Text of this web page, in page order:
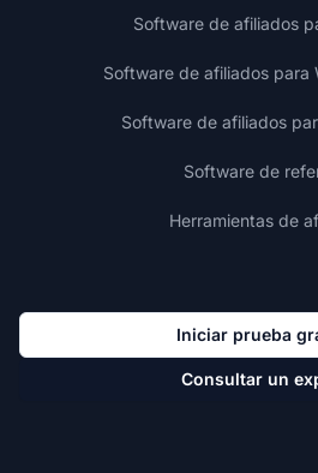
Software de afiliados
Software de afiliados para
Software de afiliados
Software de
Herramientas de
Iniciar prueba
Consultar un